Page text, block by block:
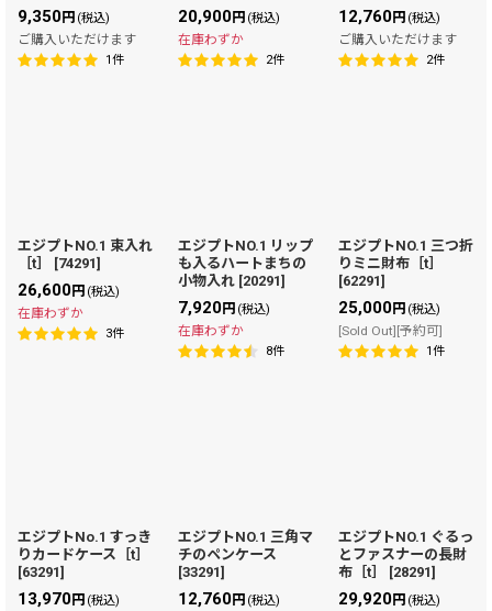
9,350円 (税込)
ご購入いただけます
1件
20,900円 (税込)
在庫わずか
2件
12,760円 (税込)
ご購入いただけます
2件
エジプトNO.1 束入れ
［t］
[74291]
26,600円 (税込)
在庫わずか
3件
エジプトNO.1 リップ
も入るハートまちの
小物入れ [20291]
7,920円 (税込)
在庫わずか
8件
エジプトNO.1 三つ折
りミニ財布［t］
[62291]
25,000円 (税込)
[Sold Out][予約可]
1件
エジプトNo.1 すっき
りカードケース［t］
[63291]
13,970円 (税込)
エジプトNO.1 三角マ
チのペンケース
[33291]
12,760円 (税込)
エジプトNO.1 ぐるっ
とファスナーの長財
布［t］
[28291]
29,920円 (税込)